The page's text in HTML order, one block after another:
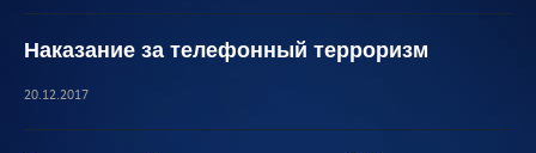
Наказание за телефонный терроризм
20.12.2017